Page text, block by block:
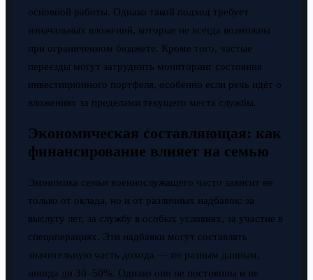
основной работы. Однако такой подход требует
изначальных вложений, которые не всегда возможны
при ограниченном бюджете. Кроме того, частые
переезды могут затруднить мониторинг состояния
инвестиционного портфеля, особенно если речь идёт о
вложениях за пределами текущего места службы.
Экономическая составляющая: как
финансирование влияет на семью
Экономика семьи военнослужащего часто зависит не
только от оклада, но и от различных надбавок: за
выслугу лет, за службу в особых условиях, за участие в
спецоперациях. Эти надбавки могут составлять
значительную часть дохода — по разным данным,
иногда до 30–50%. Однако они не постоянны и не